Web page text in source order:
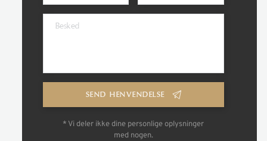
SEND HENVENDELSE
* Vi deler ikke dine personlige oplysninger
med nogen.